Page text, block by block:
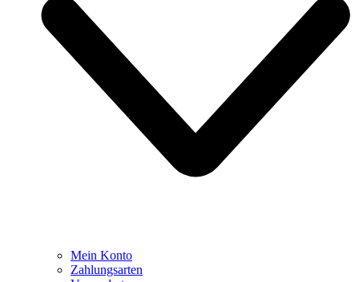
Mein Konto
Zahlungsarten